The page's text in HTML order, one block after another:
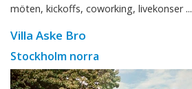
möten, kickoffs, coworking, livekonser ...
Villa Aske Bro
Stockholm norra